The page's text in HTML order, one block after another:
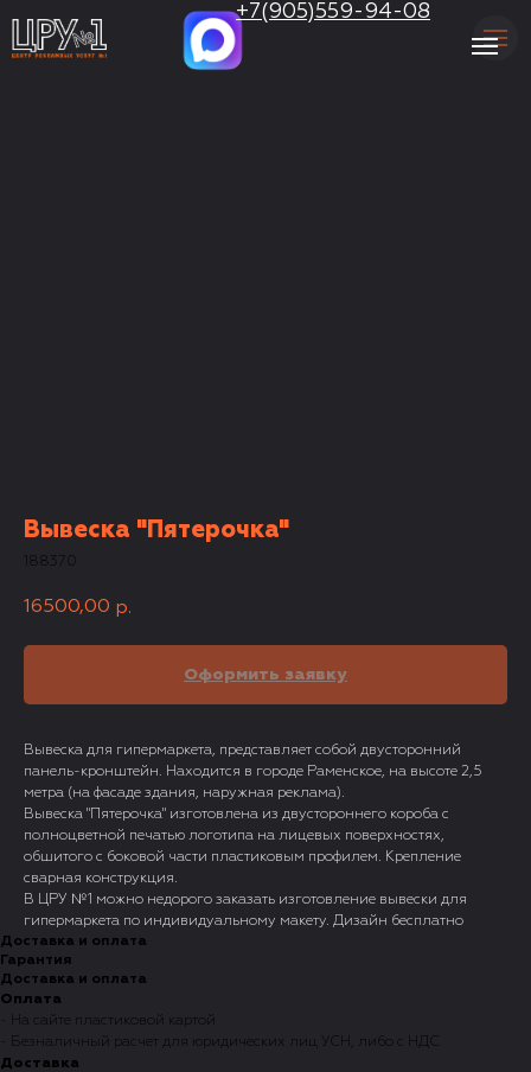
+7(905)559-94-08
Вывеска "Пятерочка"
188370
16500,00 р.
Оформить заявку
Вывеска для гипермаркета, представляет собой двусторонний
панель-кронштейн. Находится в городе Раменское, на высоте 2,5
метра (на фасаде здания, наружная реклама).
Вывеска "Пятерочка" изготовлена из двустороннего короба с
полноцветной печатью логотипа на лицевых поверхностях,
обшитого с боковой части пластиковым профилем. Крепление
сварная конструкция.
В ЦРУ №1 можно недорого заказать изготовление вывески для
гипермаркета по индивидуальному макету. Дизайн бесплатно
Доставка и оплата
Гарантия
Доставка и оплата
Оплата
- На сайте пластиковой картой
- Безналичный расчет для юридических лиц УСН, либо с НДС
Доставка